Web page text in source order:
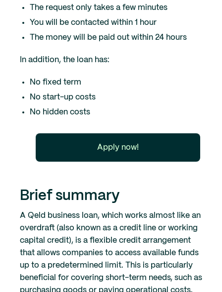
The request only takes a few minutes
You will be contacted within 1 hour
The money will be paid out within 24 hours
In addition, the loan has:
No fixed term
No start-up costs
No hidden costs
Apply now!
Brief summary
A Qeld business loan, which works almost like an
overdraft (also known as a credit line or working
capital credit), is a flexible credit arrangement
that allows companies to access available funds
up to a predetermined limit. This is particularly
beneficial for covering short-term needs, such as
purchasing goods or paying operational costs.